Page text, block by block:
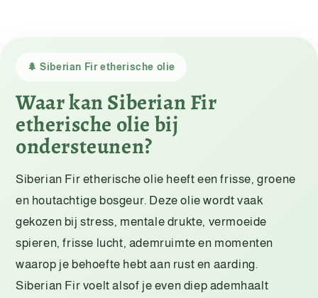
🌲 Siberian Fir etherische olie
Waar kan Siberian Fir
etherische olie bij
ondersteunen?
Siberian Fir etherische olie heeft een frisse, groene
en houtachtige bosgeur. Deze olie wordt vaak
gekozen bij stress, mentale drukte, vermoeide
spieren, frisse lucht, ademruimte en momenten
waarop je behoefte hebt aan rust en aarding.
Siberian Fir voelt alsof je even diep ademhaalt